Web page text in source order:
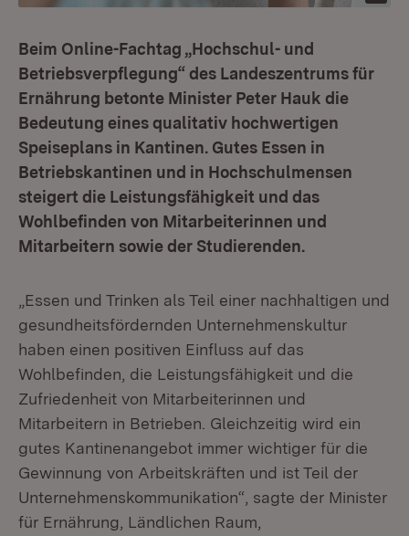
Beim Online-Fachtag „Hochschul- und
Betriebsverpflegung“ des Landeszentrums für
Ernährung betonte Minister Peter Hauk die
Bedeutung eines qualitativ hochwertigen
Speiseplans in Kantinen. Gutes Essen in
Betriebskantinen und in Hochschulmensen
steigert die Leistungsfähigkeit und das
Wohlbefinden von Mitarbeiterinnen und
Mitarbeitern sowie der Studierenden.
„Essen und Trinken als Teil einer nachhaltigen und
gesundheitsfördernden Unternehmenskultur
haben einen positiven Einfluss auf das
Wohlbefinden, die Leistungsfähigkeit und die
Zufriedenheit von Mitarbeiterinnen und
Mitarbeitern in Betrieben. Gleichzeitig wird ein
gutes Kantinenangebot immer wichtiger für die
Gewinnung von Arbeitskräften und ist Teil der
Unternehmenskommunikation“, sagte der Minister
für Ernährung, Ländlichen Raum,